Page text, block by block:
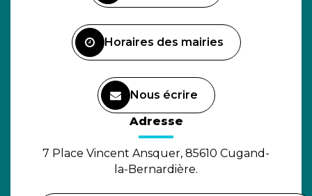
compte
Horaires des mairies
Nous écrire
(ouverture dans un nouvel
Adresse
7 Place Vincent Ansquer, 85610 Cugand-
la-Bernardière.